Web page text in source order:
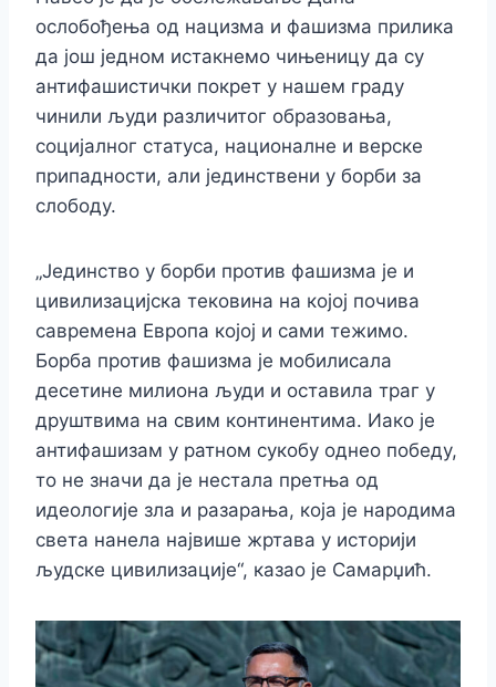
ослобођења од нацизма и фашизма прилика
да још једном истакнемо чињеницу да су
антифашистички покрет у нашем граду
чинили људи различитог образовања,
социјалног статуса, националне и верске
припадности, али јединствени у борби за
слободу.
„Јединство у борби против фашизма је и
цивилизацијска тековина на којој почива
савремена Европа којој и сами тежимо.
Борба против фашизма је мобилисала
десетине милиона људи и оставила траг у
друштвима на свим континентима. Иако је
антифашизам у ратном сукобу однео победу,
то не значи да је нестала претња од
идеологије зла и разарања, која је народима
света нанела највише жртава у историји
људске цивилизације“, казао је Самарџић.